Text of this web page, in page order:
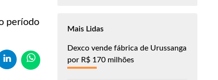
período
Mais Lidas
Dexco vende fábrica de Urussanga
por R$ 170 milhões